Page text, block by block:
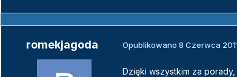
romekjagoda Opublikowano 8 Czerwca
Dzięki wszystkim za